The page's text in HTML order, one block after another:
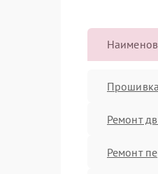
Прошивка
Ремонт
Ремонт